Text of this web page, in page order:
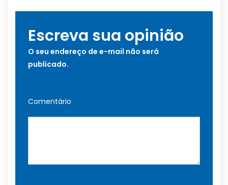
Escreva sua opinião
O seu endereço de e-mail não será
publicado.
Comentário